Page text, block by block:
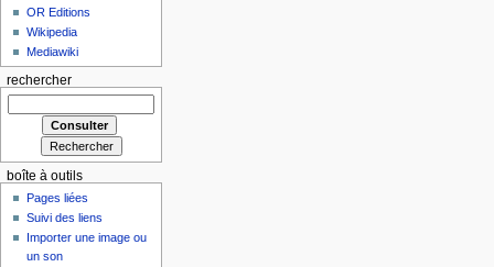
OR Editions
Wikipedia
Mediawiki
rechercher
boîte à outils
Pages liées
Suivi des liens
Importer une image ou
un son